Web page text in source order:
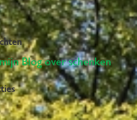
Blog over schenken